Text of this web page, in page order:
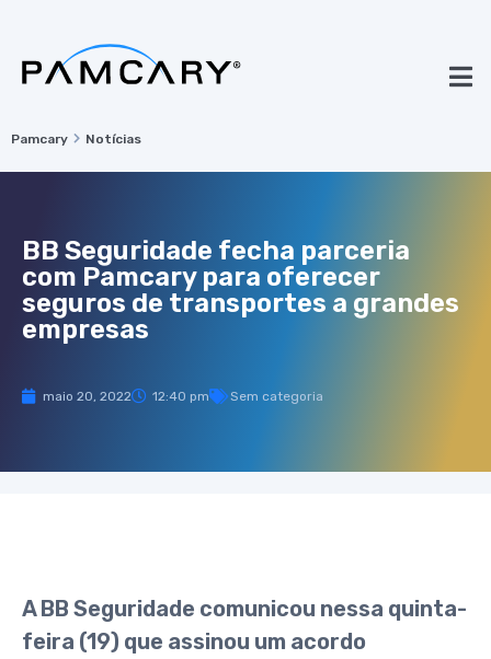
Pamcary Notícias
BB Seguridade fecha parceria
com Pamcary para oferecer
seguros de transportes a grandes
empresas
maio 20, 2022 12:40 pm Sem categoria
A BB Seguridade comunicou nessa quinta-
feira (19) que assinou um acordo